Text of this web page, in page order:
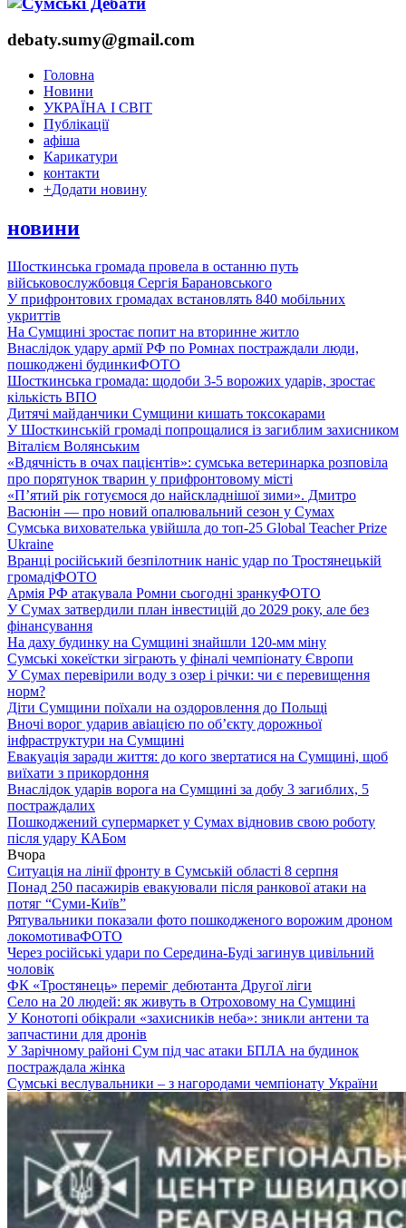
debaty.sumy@gmail.com
Головна
Новини
УКРАЇНА І СВІТ
Публікації
афіша
Карикатури
контакти
+Додати новину
новини
Шосткинська громада провела в останню путь
військовослужбовця Сергія Барановського
У прифронтових громадах встановлять 840 мобільних
укриттів
На Сумщині зростає попит на вторинне житло
Внаслідок удару армії РФ по Ромнах постраждали люди,
пошкоджені будинкиФОТО
Шосткинська громада: щодоби 3-5 ворожих ударів, зростає
кількість ВПО
Дитячі майданчики Сумщини кишать токсокарами
У Шосткинській громаді попрощалися із загиблим захисником
Віталієм Волянським
«Вдячність в очах пацієнтів»: сумська ветеринарка розповіла
про порятунок тварин у прифронтовому місті
«П’ятий рік готуємося до найскладнішої зими». Дмитро
Васюнін — про новий опалювальний сезон у Сумах
Сумська вихователька увійшла до топ-25 Global Teacher Prize
Ukraine
Вранці російський безпілотник наніс удар по Тростянецькій
громадіФОТО
Армія РФ атакувала Ромни сьогодні зранкуФОТО
У Сумах затвердили план інвестицій до 2029 року, але без
фінансування
На даху будинку на Сумщині знайшли 120-мм міну
Сумські хокеїстки зіграють у фіналі чемпіонату Європи
У Сумах перевірили воду з озер і річки: чи є перевищення
норм?
Діти Сумщини поїхали на оздоровлення до Польщі
Вночі ворог ударив авіацією по обʼєкту дорожньої
інфраструктури на Сумщині
Евакуація заради життя: до кого звертатися на Сумщині, щоб
виїхати з прикордоння
Внаслідок ударів ворога на Сумщині за добу 3 загиблих, 5
постраждалих
Пошкоджений супермаркет у Сумах відновив свою роботу
після удару КАБом
Вчора
Ситуація на лінії фронту в Сумській області 8 серпня
Понад 250 пасажирів евакуювали після ранкової атаки на
потяг “Суми-Київ”
Рятувальники показали фото пошкодженого ворожим дроном
локомотиваФОТО
Через російські удари по Середина-Буді загинув цивільний
чоловік
ФК «Тростянець» переміг дебютанта Другої ліги
Село на 20 людей: як живуть в Отроховому на Сумщині
У Конотопі обікрали «захисників неба»: зникли антени та
запчастини для дронів
У Зарічному районі Сум під час атаки БПЛА на будинок
постраждала жінка
Сумські веслувальники – з нагородами чемпіонату України